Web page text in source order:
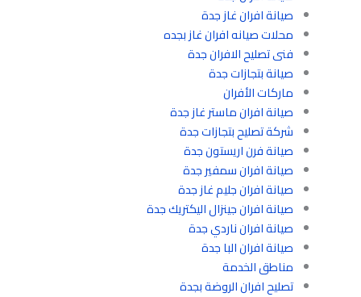
صيانة افران غاز جدة
محلات صيانه افران غاز بجده
فنى تصليح الافران جدة
صيانة بتجازات جدة
ماركات الأفران
صيانة افران ماستر غاز جدة
شركة تصليح بتجازات جدة
صيانة فرن اريستون جدة
صيانة افران سمفير جدة
صيانة افران جليم غاز جدة
صيانة افران جينزال اليكتريك جدة
صيانة افران ناردي جدة
صيانة افران البا جدة
مناطق الخدمة
تصليح افران الروضة بجدة